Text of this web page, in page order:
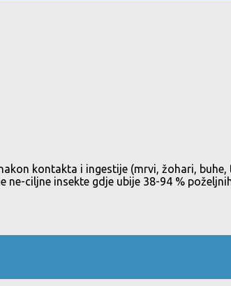
kontakta i ingestije (mrvi, žohari,
ciljne insekte gdje ubije 38-94 %